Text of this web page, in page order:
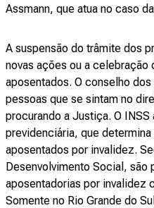
Assmann, que atua no caso
A suspensão do trâmite dos
novas ações ou a celebração
aposentados. O conselho
pessoas que se sintam no
procurando a Justiça. O
previdenciária, que
aposentados por invalidez.
Desenvolvimento Social, são
aposentadorias por invalidez
Somente no Rio Grande do